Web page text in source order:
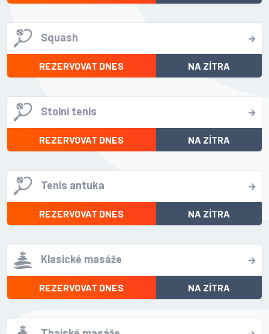
Squash
REZERVOVAT DNES NA ZÍTRA
Stolní tenis
REZERVOVAT DNES NA ZÍTRA
Tenis antuka
REZERVOVAT DNES NA ZÍTRA
Klasické masáže
REZERVOVAT DNES NA ZÍTRA